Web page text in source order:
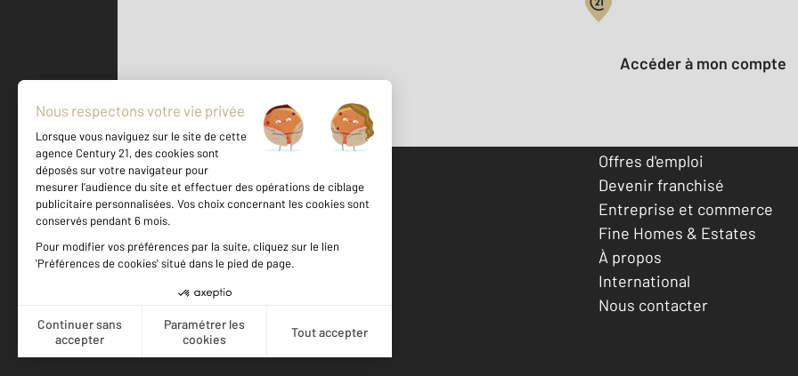
500 m ©Mappy
Votre compte :
Accéder à mon compte
Votre agence est notée
Achat
Location
Offres d'emploi
Devenir franchisé
Entreprise et commerce
Fine Homes & Estates
À propos
International
Nous contacter